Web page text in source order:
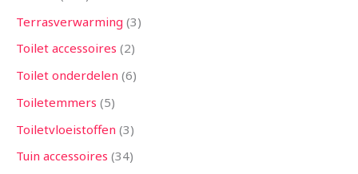
Terrasverwarming 3
Toilet accessoires 2
Toilet onderdelen 6
Toiletemmers 5
Toiletvloeistoffen 3
Tuin accessoires 34